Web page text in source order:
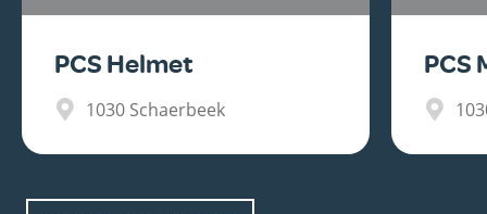
PCS Helmet
1030 Schaerbeek
PCS